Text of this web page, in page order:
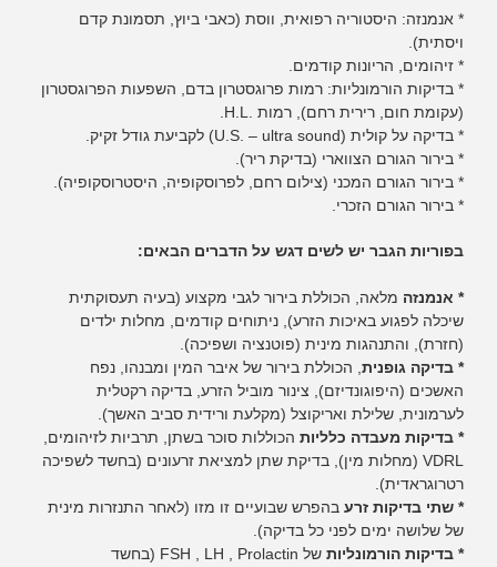
* אנמנזה: היסטוריה רפואית, ווסת (כאבי ביוץ, תסמונת קדם
ויסתית).
* זיהומים, הריונות קודמים.
* בדיקות הורמונליות: רמות פרוגסטרון בדם, השפעות הפרוגסטרון
(עקומת חום, רירית רחם), רמות .H.L.
* בדיקה על קולית (U.S. – ultra sound) לקביעת גודל זקיק.
* בירור הגורם הצווארי (בדיקת ריר).
* בירור הגורם המכני (צילום רחם, לפרוסקופיה, היסטרוסקופיה).
* בירור הגורם הזכרי.
בפוריות הגבר יש לשים דגש על הדברים הבאים:
* אנמנזה מלאה, הכוללת בירור לגבי מקצוע (בעיה תעסוקתית
שיכלה לפגוע באיכות הזרע), ניתוחים קודמים, מחלות ילדים
(חזרת), והתנהגות מינית (פוטנציה ושפיכה).
* בדיקה גופנית , הכוללת בירור של איבר המין ומבנהו, נפח
האשכים (היפוגונדיזם), צינור מוביל הזרע, בדיקה רקטלית
לערמונית, שלילת ואריקוצל (מקלעת ורידית סביב האשך).
* בדיקות מעבדה כלליות הכוללות סוכר בשתן, תרביות לזיהומים,
VDRL (מחלות מין), בדיקת שתן למציאת זרעונים (בחשד לשפיכה
רטרוגראדית).
* שתי בדיקות זרע בהפרש שבועיים זו מזו (לאחר התנזרות מינית
של שלושה ימים לפני כל בדיקה).
* בדיקות הורמונליות
של FSH , LH , Prolactin (בחשד